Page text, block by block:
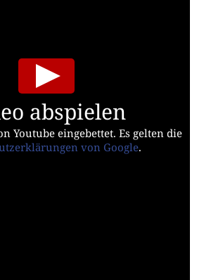
abspielen
Youtube eingebettet. Es gelten die
von Google.